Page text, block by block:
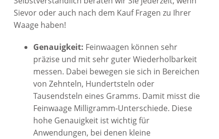
Sievor oder auch nach dem Kauf Fragen zu Ihrer
Waage haben!
Genauigkeit: Feinwaagen können sehr
präzise und mit sehr guter Wiederholbarkeit
messen. Dabei bewegen sie sich in Bereichen
von Zehnteln, Hundertsteln oder
Tausendsteln eines Gramms. Damit misst die
Feinwaage Milligramm-Unterschiede. Diese
hohe Genauigkeit ist wichtig für
Anwendungen, bei denen kleine